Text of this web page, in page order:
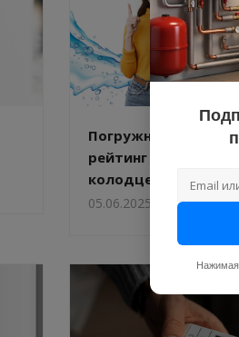
Погружные насосы
рейтинг моделей для
колодцев и скважин
05.06.2025
Нажимая